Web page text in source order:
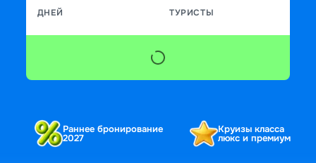
ДНЕЙ ТУРИСТЫ
Раннее бронирование
2027
Круизы класса
люкс и премиум